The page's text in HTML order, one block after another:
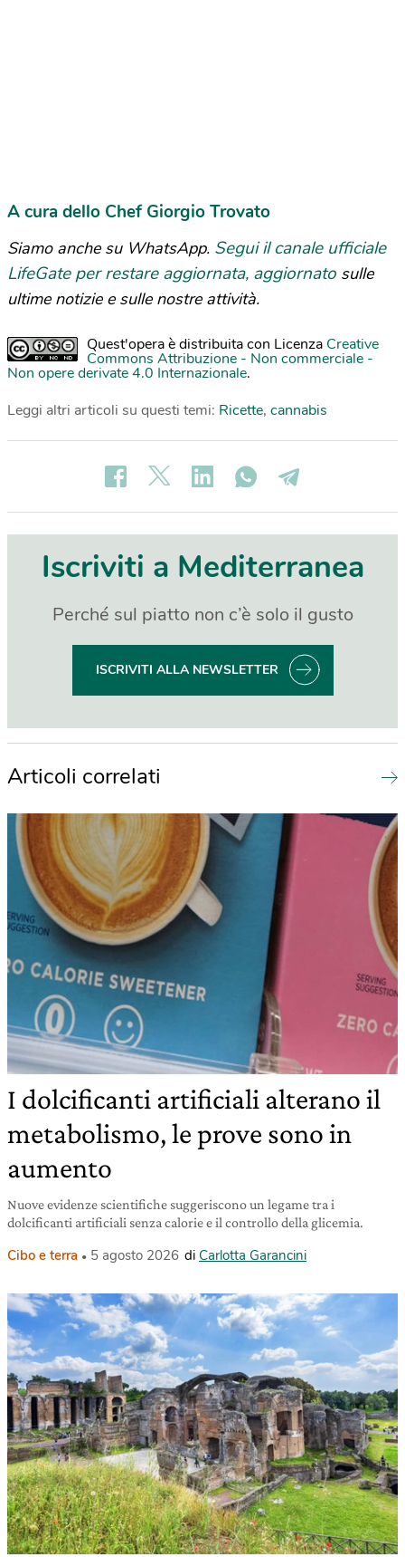
A cura dello Chef Giorgio Trovato
Siamo anche su WhatsApp. Segui il canale ufficiale
LifeGate per restare aggiornata, aggiornato sulle
ultime notizie e sulle nostre attività.
Quest'opera è distribuita con Licenza Creative
Commons Attribuzione - Non commerciale -
Non opere derivate 4.0 Internazionale.
Leggi altri articoli su questi temi: Ricette, cannabis
Iscriviti a Mediterranea
Perché sul piatto non c’è solo il gusto
ISCRIVITI ALLA NEWSLETTER
Articoli correlati
I dolcificanti artificiali alterano il
metabolismo, le prove sono in
aumento
Nuove evidenze scientifiche suggeriscono un legame tra i
dolcificanti artificiali senza calorie e il controllo della glicemia.
Cibo e terra 5 agosto 2026 di Carlotta Garancini